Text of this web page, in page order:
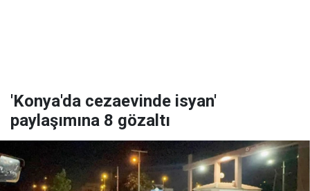
'Konya'da cezaevinde isyan'
paylaşımına 8 gözaltı